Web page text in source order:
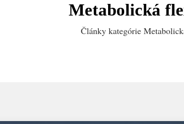
Metabolická
Články kategórie